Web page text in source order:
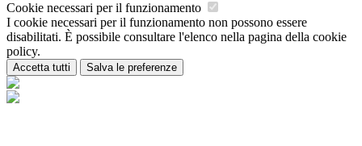
Cookie necessari per il funzionamento
I cookie necessari per il funzionamento non possono essere
disabilitati. È possibile consultare l'elenco nella pagina della cookie
policy.
Accetta tutti Salva le preferenze